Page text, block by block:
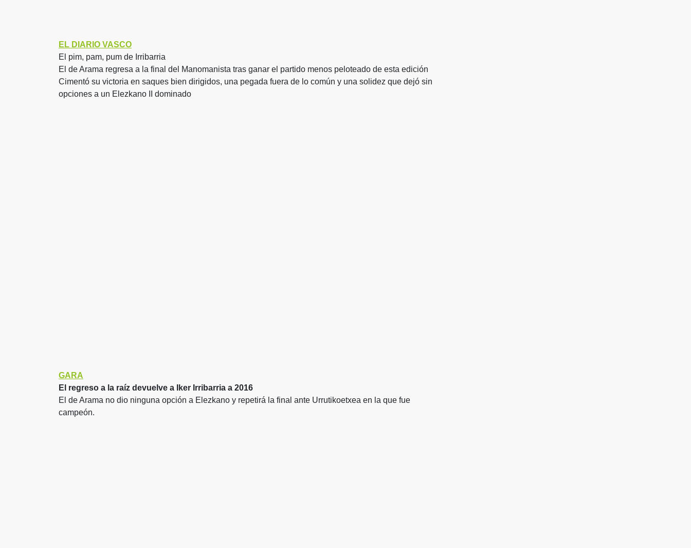
EL DIARIO VASCO
El pim, pam, pum de Irribarria
El de Arama regresa a la final del Manomanista tras ganar el partido menos peloteado de esta edición
Cimentó su victoria en saques bien dirigidos, una pegada fuera de lo común y una solidez que dejó sin
opciones a un Elezkano II dominado
GARA
El regreso a la raíz devuelve a Iker Irribarria a 2016
El de Arama no dio ninguna opción a Elezkano y repetirá la final ante Urrutikoetxea en la que fue
campeón.